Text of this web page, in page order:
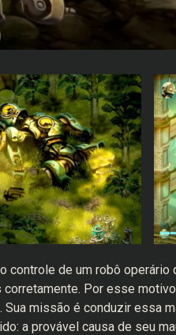
controle de um robô
corretamente. Por esse
missão é conduzir essa
a provável causa de seu